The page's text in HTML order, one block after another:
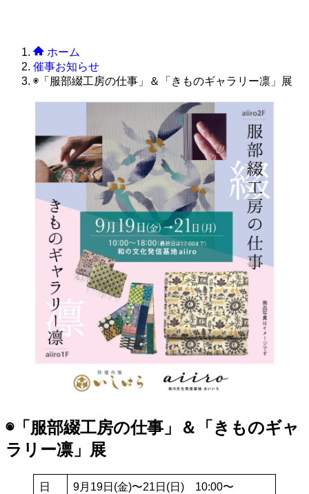
ホーム
催事お知らせ
◉「服部綴工房の仕事」＆「きものギャラリー凛」展
◉「服部綴工房の仕事」＆「きものギャ
ラリー凛」展
日
9月19日(金)〜21日(日) 10:00〜